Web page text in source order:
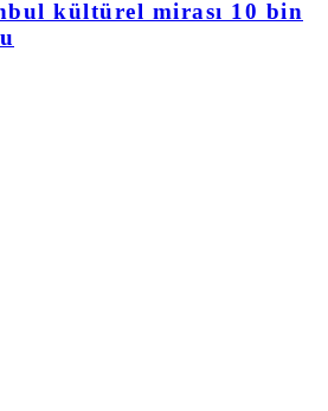
kültürel mirası 10 bin